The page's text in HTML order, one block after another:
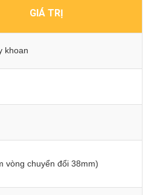
GIÁ TRỊ
khoan
vòng chuyển đổi 38mm)